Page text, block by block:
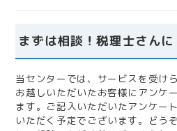
まずは相談！税理士さんに
当センターでは、サービスを受け
お越しいただいたお客様にアンケ
ます。ご記入いただいたアンケー
いただく予定でございます。どう